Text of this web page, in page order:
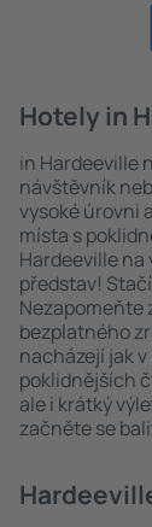
Hotely in
in Hardeeville
návštěvník
vysoké úrovni
místa s
Hardeeville
představ!
Nezapomeňte
bezplatného
nacházejí jak
poklidnějších
ale i krátký
začněte se